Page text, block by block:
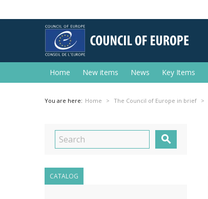
Home New items News Key Items
You are here: Home The Council of Europe in brief

CATALOG